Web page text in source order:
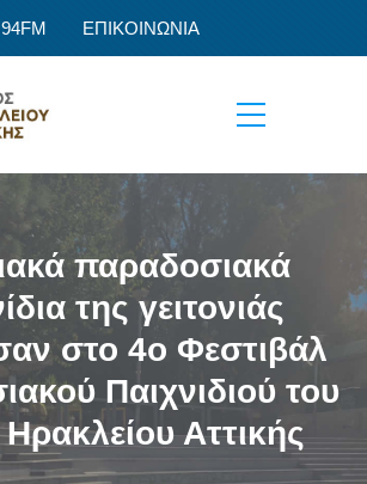
94FM ΕΠΙΚΟΙΝΩΝΙΑ
παραδοσιακά
της γειτονιάς
στο 4ο Φεστιβάλ
Παιχνιδιού του
Αττικής